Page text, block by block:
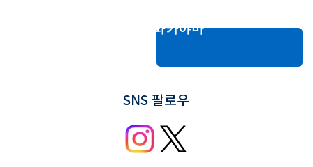
행선지: 와카야마
SNS 팔로우